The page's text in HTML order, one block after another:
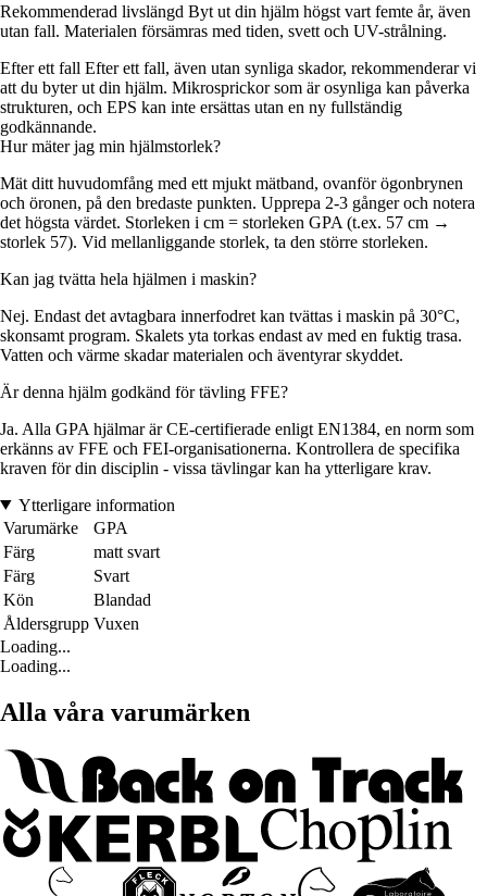
Rekommenderad livslängd Byt ut din hjälm högst vart femte år, även
utan fall. Materialen försämras med tiden, svett och UV-strålning.
Efter ett fall Efter ett fall, även utan synliga skador, rekommenderar vi
att du byter ut din hjälm. Mikrosprickor som är osynliga kan påverka
strukturen, och EPS kan inte ersättas utan en ny fullständig
godkännande.
Hur mäter jag min hjälmstorlek?
Mät ditt huvudomfång med ett mjukt mätband, ovanför ögonbrynen
och öronen, på den bredaste punkten. Upprepa 2-3 gånger och notera
det högsta värdet. Storleken i cm = storleken GPA (t.ex. 57 cm →
storlek 57). Vid mellanliggande storlek, ta den större storleken.
Kan jag tvätta hela hjälmen i maskin?
Nej. Endast det avtagbara innerfodret kan tvättas i maskin på 30°C,
skonsamt program. Skalets yta torkas endast av med en fuktig trasa.
Vatten och värme skadar materialen och äventyrar skyddet.
Är denna hjälm godkänd för tävling FFE?
Ja. Alla GPA hjälmar är CE-certifierade enligt EN1384, en norm som
erkänns av FFE och FEI-organisationerna. Kontrollera de specifika
kraven för din disciplin - vissa tävlingar kan ha ytterligare krav.
Ytterligare information
Varumärke
GPA
Färg
matt svart
Färg
Svart
Kön
Blandad
Åldersgrupp Vuxen
Loading...
Loading...
Alla våra varumärken